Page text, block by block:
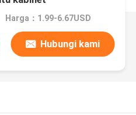
Harga：1.99-6.67USD
Hubungi kami